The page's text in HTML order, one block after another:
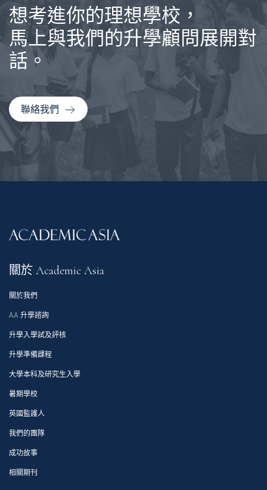
想考進你的理想學校，
馬上與我們的升學顧問展開對
話。
聯絡我們
關於 Academic Asia
關於我們
AA 升學諮詢
升學入學試及評核
升學準備課程
大學本科及研究生入學
暑期學校
英國監護人
我們的團隊
成功故事
相關期刊